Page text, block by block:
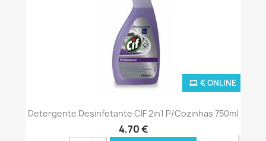
Detergente Desinfetante CIF 2in1 P/Cozinhas 750ml
4,70 €
€ ONLINE